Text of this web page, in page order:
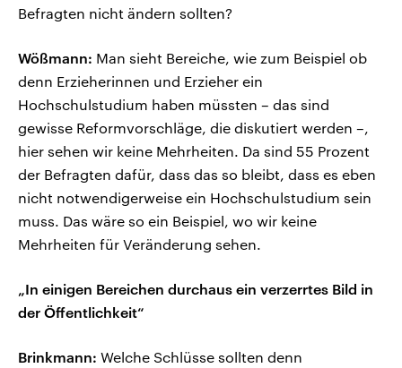
Befragten nicht ändern sollten?
Wößmann: Man sieht Bereiche, wie zum Beispiel ob
denn Erzieherinnen und Erzieher ein
Hochschulstudium haben müssten – das sind
gewisse Reformvorschläge, die diskutiert werden –,
hier sehen wir keine Mehrheiten. Da sind 55 Prozent
der Befragten dafür, dass das so bleibt, dass es eben
nicht notwendigerweise ein Hochschulstudium sein
muss. Das wäre so ein Beispiel, wo wir keine
Mehrheiten für Veränderung sehen.
„In einigen Bereichen durchaus ein verzerrtes Bild in
der Öffentlichkeit“
Brinkmann: Welche Schlüsse sollten denn